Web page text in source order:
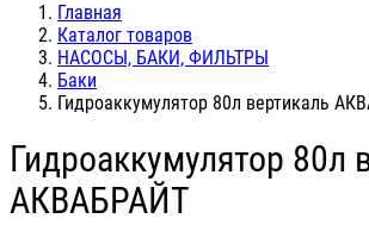
Главная
Каталог товаров
НАСОСЫ, БАКИ, ФИЛЬТРЫ
Баки
Гидроаккумулятор 80л вертикаль
Гидроаккумулятор 80л
АКВАБРАЙТ